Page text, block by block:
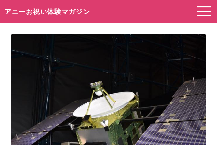
アニーお祝い体験マガジン